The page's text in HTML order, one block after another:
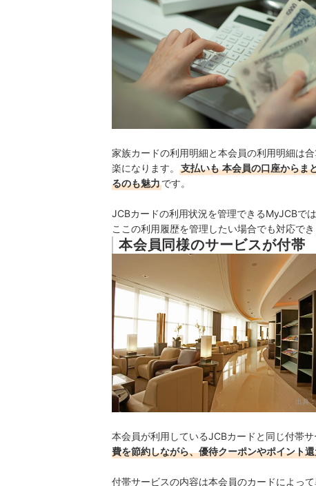
家族カードの利用明細と本会員の利用明細は
楽になります。
支払いも 本会員の口座からま
るのも魅力です。
JCBカードの利用状況を管理できるMyJCBでは
ここの利用履歴を管理したい場合でも対応でき
本会員同様のサービスが付帯
出典：
本会員が利用しているJCBカードと同じ付帯
費を節約しながら、優待クーポンやポイント
付帯サービスの内容は本会員のカードによっ